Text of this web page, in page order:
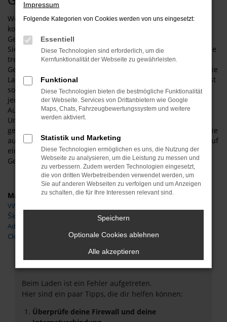
Wer Qualität mit einem unschlagbar günstigen Preis
kombinieren möchte, landet schnell bei einem Clever
Gebrauchtwagen. Für Helmstedt und Umgebung erwerben
Sie ein rundum geeignetes Fahrzeug, das Sie über viele Jahre
treu begleiten wird. Ein Pluspunkt von Clever
Gebrauchtwagen ist das exzellente Image des Herstellers. Die
Langlebigkeit der Fahrzeuge und deren gute Verarbeitung ist
sowohl in Helmstedt als auch anderswo bekannt und hält
jedem Vergleich stand. Hinzu kommt, dass Sie beim
Autoservice Meißner mit Vertrauen kaufen. Unser
Unternehmen existiert seit 1997 und wird vom Inhaber
geführt. Wenn Sie aus Helmstedt zu uns kommen, werden Sie
auf Wunsch vom Chef persönlich bedient und dürfen sich auf
einen rundum gepflegten und einwandfreien Clever
Gebrauchtwagen freuen.
Marken
VW
Škoda
Adria
Clever
Fehler: Network Error
Beim Laden ist ein Fehler aufgetreten.
Hier sind ein paar Tipps, die dir helfen können:
Überprüfe deine Firewall und deine
Impressum
Folgende Kategorien von Cookies werden von uns eingesetzt:
Essentiell
Diese Technologien sind erforderlich, um die
Kernfunktionalität der Webseite zu gewährleisten.
Funktional
Diese Technologien bieten die bestmögliche Funktionalität
der Webseite. Services von Drittanbietern wie Google
Maps, Chats, Fahrzeugbewertungssystem und weitere
werden aktiviert.
Statistik und Marketing
Diese Technologien ermöglichen es uns, die Nutzung der
Webseite zu analysieren, um die Leistung zu messen und
zu verbessern. Zudem werden Technologien eingesetzt,
die von dritten Werbetreibenden verwendet werden, um
Sie auf anderen Webseiten zu verfolgen und um Anzeigen
zu schalten, die für Ihre Interessen relevant sind.
Speichern
Optionale Cookies ablehnen
Alle akzeptieren